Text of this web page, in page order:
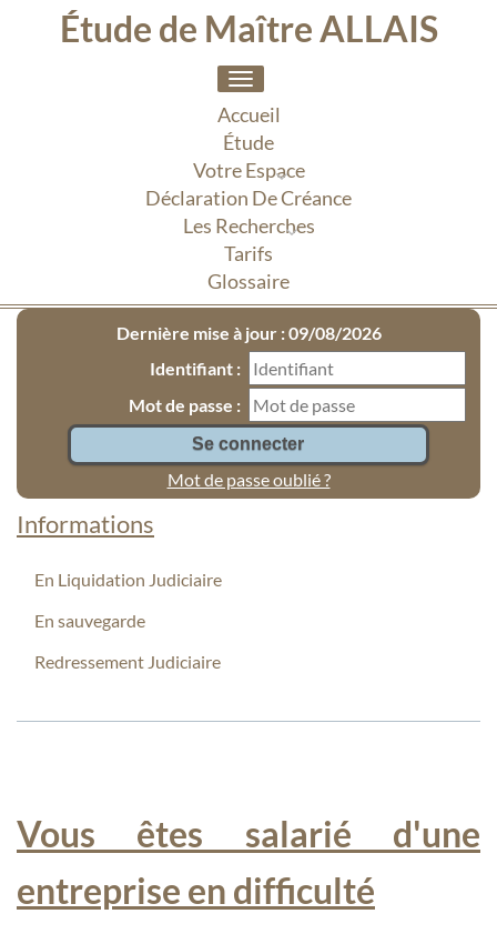
Étude de Maître ALLAIS
Toggle
navigation
Accueil
Étude
Votre Espace
Déclaration De Créance
Les Recherches
Tarifs
Glossaire
Dernière mise à jour : 09/08/2026
Identifiant :
Mot de passe :
Mot de passe oublié ?
Informations
En Liquidation Judiciaire
En sauvegarde
Redressement Judiciaire
Vous êtes salarié d'une
entreprise en difficulté